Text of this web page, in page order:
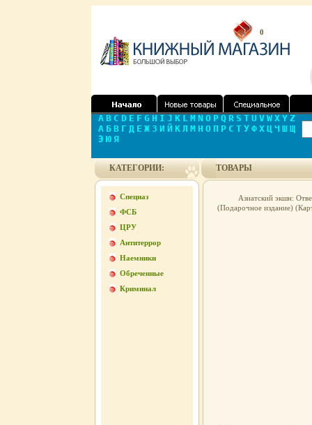
0
A B C D E F G H I J K L M N O P Q R S T U V W X Y Z
А Б В Г Д Е Ж З И Й К Л М Н О П Р С Т У Ф Х Ц Ч Ш Щ
Э Ю Я
КАТЕГОРИИ:
Спецназ
ФСБ
ЦРУ
Антитеррор
Наемники
Обреченные
Криминал
ТОВАРЫ
Азиатский экшн:
(Подарочное издание)